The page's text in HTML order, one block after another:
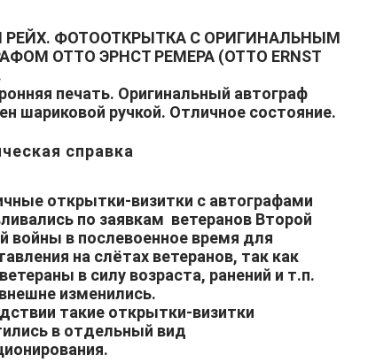
РЕЙХ. ФОТООТКРЫТКА С ОРИГИНАЛЬНЫМ
ОТТО ЭРНСТ РЕМЕРА (OTTO ERNST
печать. Оригинальный автограф
шариковой ручкой. Отличное состояние.
справка
открытки-визитки с автографами
по заявкам ветеранов Второй
войны в послевоенное время для
на слётах ветеранов, так как
в силу возраста, ранений и т.п.
изменились.
такие открытки-визитки
в отдельный вид